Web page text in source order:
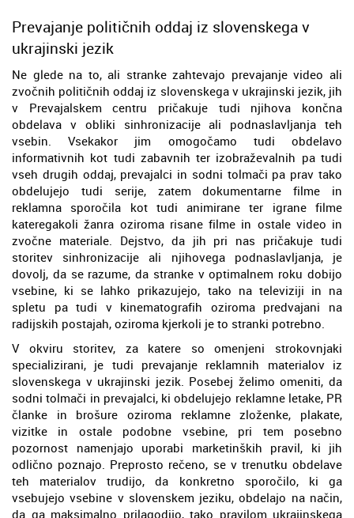
Prevajanje političnih oddaj iz slovenskega v
ukrajinski jezik
Ne glede na to, ali stranke zahtevajo prevajanje video ali
zvočnih političnih oddaj iz slovenskega v ukrajinski jezik, jih
v Prevajalskem centru pričakuje tudi njihova končna
obdelava v obliki sinhronizacije ali podnaslavljanja teh
vsebin. Vsekakor jim omogočamo tudi obdelavo
informativnih kot tudi zabavnih ter izobraževalnih pa tudi
vseh drugih oddaj, prevajalci in sodni tolmači pa prav tako
obdelujejo tudi serije, zatem dokumentarne filme in
reklamna sporočila kot tudi animirane ter igrane filme
kateregakoli žanra oziroma risane filme in ostale video in
zvočne materiale. Dejstvo, da jih pri nas pričakuje tudi
storitev sinhronizacije ali njihovega podnaslavljanja, je
dovolj, da se razume, da stranke v optimalnem roku dobijo
vsebine, ki se lahko prikazujejo, tako na televiziji in na
spletu pa tudi v kinematografih oziroma predvajani na
radijskih postajah, oziroma kjerkoli je to stranki potrebno.
V okviru storitev, za katere so omenjeni strokovnjaki
specializirani, je tudi prevajanje reklamnih materialov iz
slovenskega v ukrajinski jezik. Posebej želimo omeniti, da
sodni tolmači in prevajalci, ki obdelujejo reklamne letake, PR
članke in brošure oziroma reklamne zloženke, plakate,
vizitke in ostale podobne vsebine, pri tem posebno
pozornost namenjajo uporabi marketinških pravil, ki jih
odlično poznajo. Preprosto rečeno, se v trenutku obdelave
teh materialov trudijo, da konkretno sporočilo, ki ga
vsebujejo vsebine v slovenskem jeziku, obdelajo na način,
da ga maksimalno prilagodijo, tako pravilom ukrajinskega